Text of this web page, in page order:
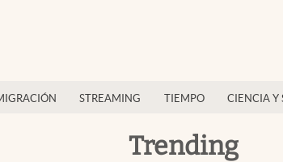
STREAMING TIEMPO CIENCIA Y
Trending